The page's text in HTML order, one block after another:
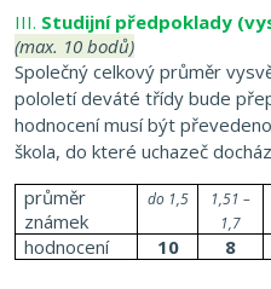
III. Studijní předpoklady
(max. 10 bodů)
Společný celkový průměr
pololetí deváté třídy bude
hodnocení musí být
škola, do které uchazeč
průměr
známek
do 1,5
1,51 –
1,7
hodnocení 10 8